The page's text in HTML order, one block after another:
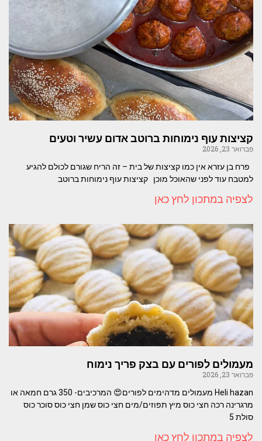
קציצות עוף נימוחות ברוטב אדום עשיר וטעים
פברואר 23, 2026
פרח בן עזרא אין כמו קציצות של בית – זה הריח שגורם לכולם להגיע
למטבח עוד לפני שהאוכל מוכן ​קציצות עוף נימוחות ברוטב
לצפיה במתכון לחץ כאן
מעמולים לפורים עם בצק פריך נימוח
פברואר 23, 2026
Heli hazan מעמולים מדהימים לפורים😍 המרכיבים- 350 גרם חמאה או
מרגרינה רכה חצי כוס מיץ תפוזים/מים חצי כוס שמן חצי כוס סוכר כוס
סולת 5
לצפיה במתכון לחץ כאן